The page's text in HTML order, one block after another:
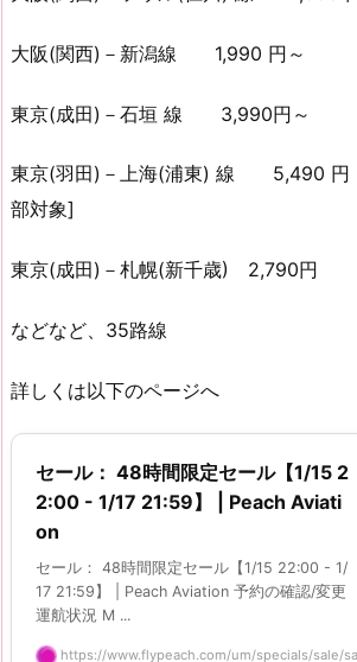
大阪(関西)－新潟線 1,990 円～
東京(成田)－石垣 線 3,990円～
東京(羽田)－上海(浦東) 線 5,490 円 [
部対象]
東京(成田)－札幌(新千歳) 2,790円
などなど、35路線
詳しくは以下のページへ
セール： 48時間限定セール【1/15 2
2:00 - 1/17 21:59】 | Peach Aviati
on
セール： 48時間限定セール【1/15 22:00 - 1/
17 21:59】 | Peach Aviation 予約の確認/変更
運航状況 M ...
https://www.flypeach.com/um/specials/sale/